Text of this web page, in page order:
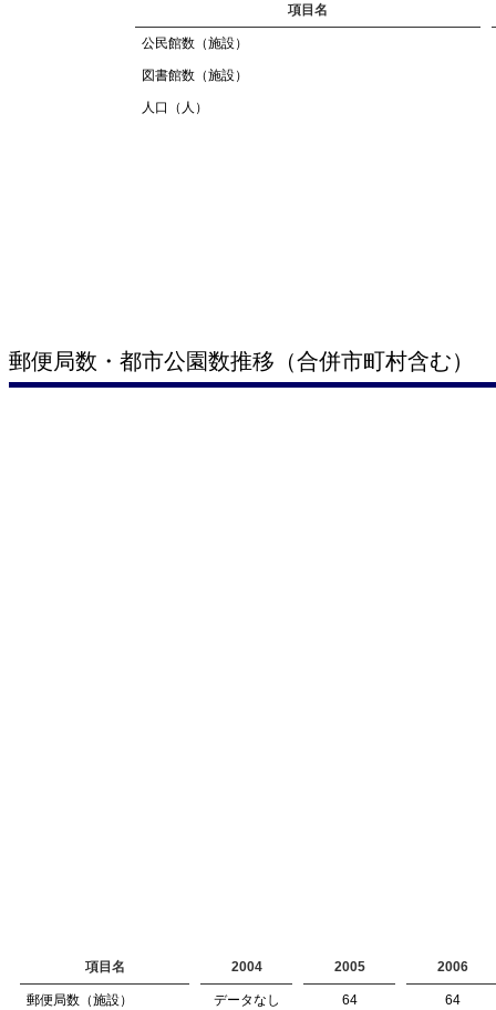
項目名
公民館数（施設）
図書館数（施設）
人口（人）
郵便局数・都市公園数推移（合併市町村含む）
項目名 2004 2005 2006
郵便局数（施設） データなし 64 64